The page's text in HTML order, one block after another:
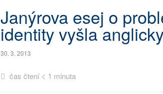
Janýrova esej o
identity vyšla anglicky
30. 3. 2013
čas čtení < 1 minuta